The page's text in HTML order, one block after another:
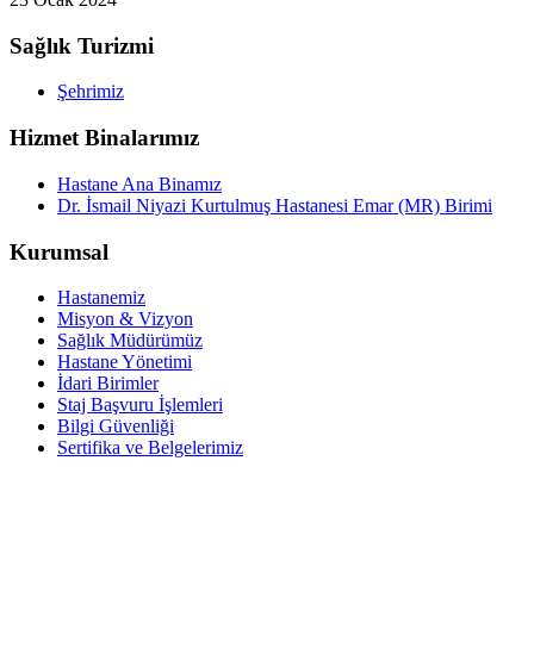
Sağlık Turizmi
Şehrimiz
Hizmet Binalarımız
Hastane Ana Binamız
Dr. İsmail Niyazi Kurtulmuş Hastanesi Emar (MR) Birimi
Kurumsal
Hastanemiz
Misyon & Vizyon
Sağlık Müdürümüz
Hastane Yönetimi
İdari Birimler
Staj Başvuru İşlemleri
Bilgi Güvenliği
Sertifika ve Belgelerimiz